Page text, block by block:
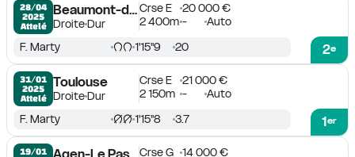
28/04
2025
Attelé
Beaumont-de-Lomagne
DroiteDur
Crse E
20 000 €
2 400m - Auto
2e
F. Marty 1'15''9 20
31/01
2025
Attelé
Toulouse
DroiteDur
Crse E
21 000 €
2 150m - Auto
1er
F. Marty 1'15''8 3.7
19/01
Crse G 14 000 €